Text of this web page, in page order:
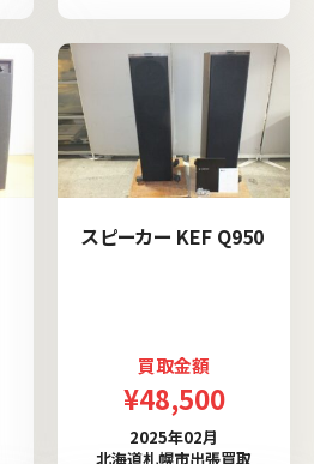
スピーカー KEF Q950
買取金額
¥48,500
2025年02月
北海道札幌市出張買取